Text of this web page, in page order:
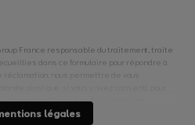
légales
France responsable du traitement, traite
dans ce formulaire pour répondre à
réclamation, nous permettre de vous
et nos actualités à des fins marketing.
données personnelles et pour exercer vos